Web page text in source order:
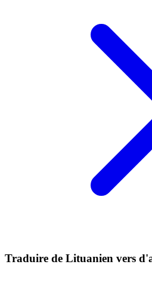
Traduire de Lituanien vers